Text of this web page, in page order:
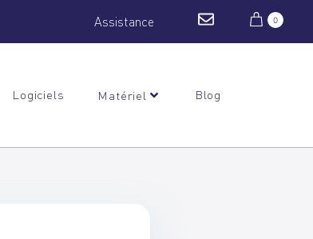
Assistance 0
Logiciels Matériel Blog